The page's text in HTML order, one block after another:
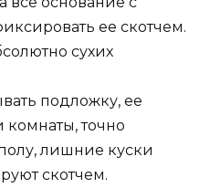
ее скотчем.
сухих
подложку, ее
точно
лишние куски
скотчем.